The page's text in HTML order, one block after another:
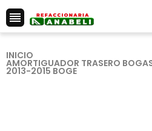

INICIO
AMORTIGUADOR TRASERO
2013-2015 BOGE